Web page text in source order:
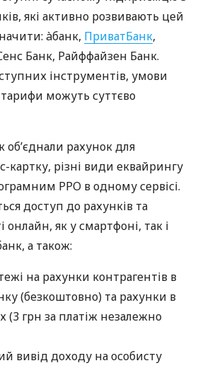
які активно розвивають цей
àбанк, ПриватБанк,
Банк, Райффайзен Банк.
інструментів, умови
тарифи можуть суттєво
об’єднали рахунок для
картку, різні види еквайрингу
РРО в одному сервісі.
доступ до рахунків та
онлайн, як у смартфоні, так і
а також:
на рахунки контрагентів в
(безкоштовно) та рахунки в
(3 грн за платіж незалежно
вивід доходу на особисту